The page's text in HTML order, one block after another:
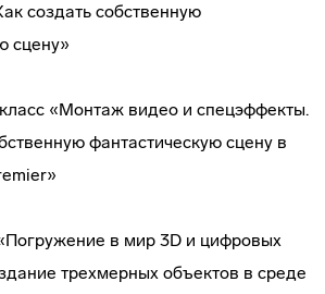
создать собственную
сцену»
«Монтаж видео и спецэффекты.
фантастическую сцену в
в мир 3D и цифровых
трехмерных объектов в среде